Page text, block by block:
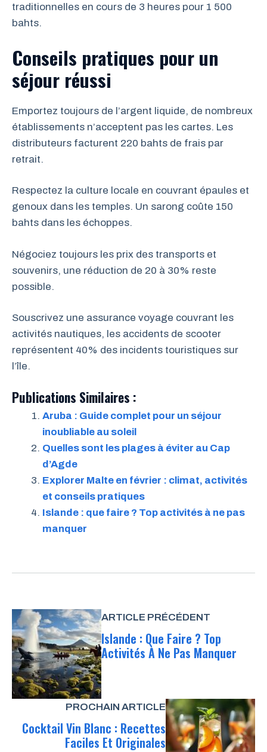
traditionnelles en cours de 3 heures pour 1 500
bahts.
Conseils pratiques pour un
séjour réussi
Emportez toujours de l’argent liquide, de nombreux
établissements n’acceptent pas les cartes. Les
distributeurs facturent 220 bahts de frais par
retrait.
Respectez la culture locale en couvrant épaules et
genoux dans les temples. Un sarong coûte 150
bahts dans les échoppes.
Négociez toujours les prix des transports et
souvenirs, une réduction de 20 à 30% reste
possible.
Souscrivez une assurance voyage couvrant les
activités nautiques, les accidents de scooter
représentent 40% des incidents touristiques sur
l’île.
Publications Similaires :
Aruba : Guide complet pour un séjour
inoubliable au soleil
Quelles sont les plages à éviter au Cap
d’Agde
Explorer Malte en février : climat, activités
et conseils pratiques
Islande : que faire ? Top activités à ne pas
manquer
ARTICLE PRÉCÉDENT
Islande : Que Faire ? Top
Activités À Ne Pas Manquer
PROCHAIN ARTICLE
Cocktail Vin Blanc : Recettes
Faciles Et Originales